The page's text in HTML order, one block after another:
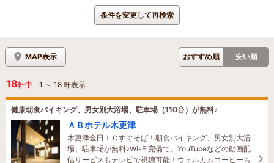
条件を変更して再検索
MAP表示 おすすめ順 安い順
18軒中 1 ～ 18 軒表示
健康朝食バイキング、男女別大浴場、駐車場（110台）が無料♪
ＡＢホテル木更津
木更津金田ＩＣすぐそば！朝食バイキング、男女別大浴
場、駐車場が無料♪Wi-Fi完備で、YouTubeなどの動画配
信サービスもテレビで視聴可能！ウェルカムコーヒーも